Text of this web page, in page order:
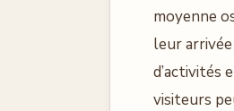
moyenne
leur
d’activités
visiteurs